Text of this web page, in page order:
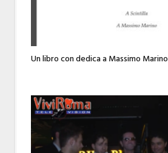
Un libro con dedica a Massimo Marino